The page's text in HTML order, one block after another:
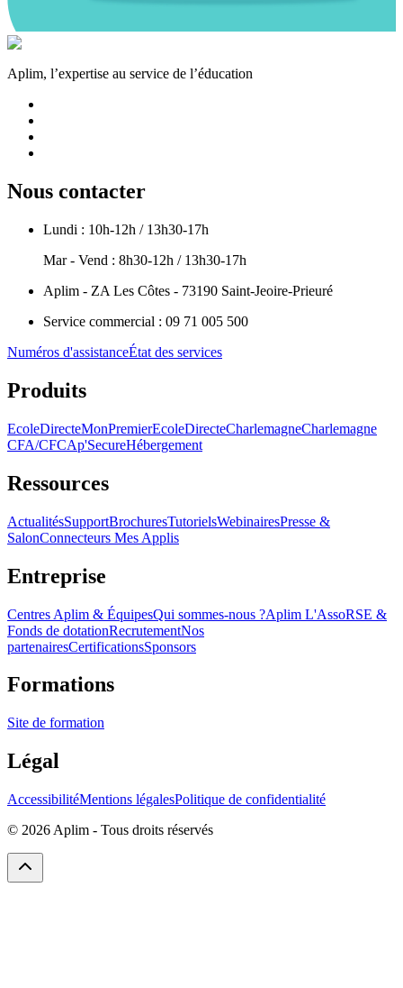
Aplim, l’expertise au service de l’éducation
Nous contacter
Lundi : 10h-12h / 13h30-17h
Mar - Vend : 8h30-12h / 13h30-17h
Aplim - ZA Les Côtes - 73190 Saint-Jeoire-Prieuré
Service commercial : 09 71 005 500
Numéros d'assistanceÉtat des services
Produits
EcoleDirecteMonPremierEcoleDirecteCharlemagneCharlemagne
CFA/CFCAp'SecureHébergement
Ressources
ActualitésSupportBrochuresTutorielsWebinairesPresse &
SalonConnecteurs Mes Applis
Entreprise
Centres Aplim & ÉquipesQui sommes-nous ?Aplim L'AssoRSE &
Fonds de dotationRecrutementNos
partenairesCertificationsSponsors
Formations
Site de formation
Légal
AccessibilitéMentions légalesPolitique de confidentialité
© 2026 Aplim - Tous droits réservés